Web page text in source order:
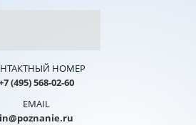
НОМЕР
(495) 568-02-60
EMAIL
in@poznanie.ru